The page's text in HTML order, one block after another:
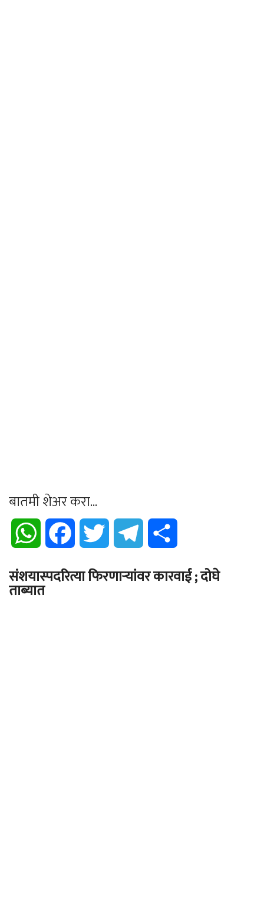
बातमी शेअर करा...
WhatsApp Facebook Twitter Telegram
संशयास्पदरित्या फिरणाऱ्यांवर कारवाई ; दोघे
ताब्यात